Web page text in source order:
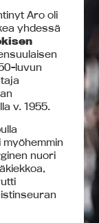
Aro oli
yhdessä
luvun
v. 1955.
nuori